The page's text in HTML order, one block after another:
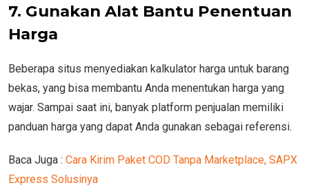
7. Gunakan Alat Bantu Penentuan
Harga
Beberapa situs menyediakan kalkulator harga untuk barang
bekas, yang bisa membantu Anda menentukan harga yang
wajar. Sampai saat ini, banyak platform penjualan memiliki
panduan harga yang dapat Anda gunakan sebagai referensi.
Baca Juga : Cara Kirim Paket COD Tanpa Marketplace, SAPX
Express Solusinya